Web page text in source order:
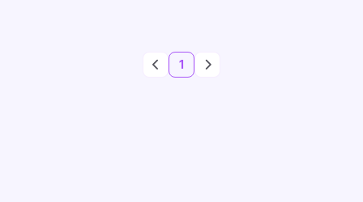
사용하는법을 알아보도록 하겠습니다.먼저 노트의 링크
1